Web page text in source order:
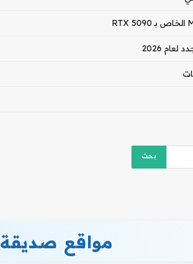
مواقع صديقة